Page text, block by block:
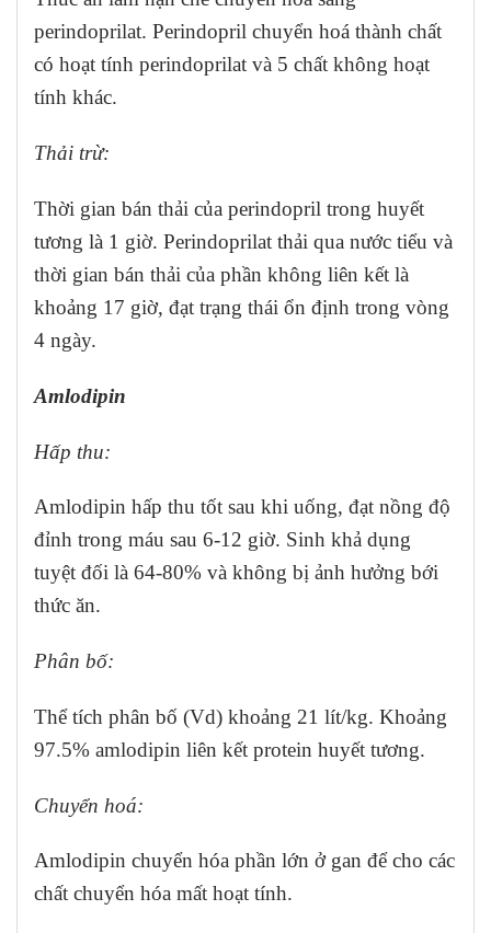
perindoprilat. Perindopril chuyển hoá thành chất
có hoạt tính perindoprilat và 5 chất không hoạt
tính khác.
Thải trừ:
Thời gian bán thải của perindopril trong huyết
tương là 1 giờ. Perindoprilat thải qua nước tiểu và
thời gian bán thải của phần không liên kết là
khoảng 17 giờ, đạt trạng thái ổn định trong vòng
4 ngày.
Amlodipin
Hấp thu:
Amlodipin hấp thu tốt sau khi uống, đạt nồng độ
đỉnh trong máu sau 6-12 giờ. Sinh khả dụng
tuyệt đối là 64-80% và không bị ảnh hưởng bới
thức ăn.
Phân bố:
Thể tích phân bố (Vd) khoảng 21 lít/kg. Khoảng
97.5% amlodipin liên kết protein huyết tương.
Chuyển hoá:
Amlodipin chuyển hóa phần lớn ở gan để cho các
chất chuyển hóa mất hoạt tính.